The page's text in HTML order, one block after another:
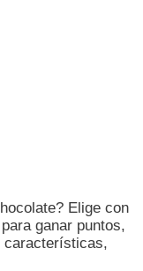
Elige con
ganar puntos,
características,